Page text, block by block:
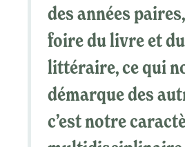
des années
foire du livre et
littéraire, ce qui
démarque des
c’est notre